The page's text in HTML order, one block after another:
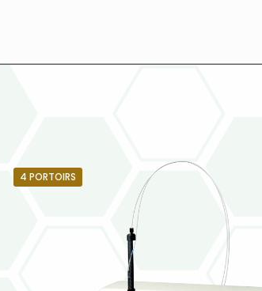
4 PORTOIRS